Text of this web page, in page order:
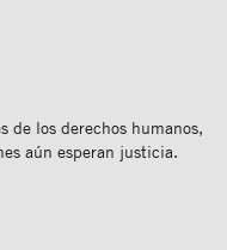
de los derechos humanos,
aún esperan justicia.